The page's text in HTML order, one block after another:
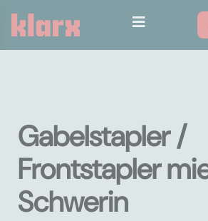
Gabelstapler /
Frontstapler
Schwerin